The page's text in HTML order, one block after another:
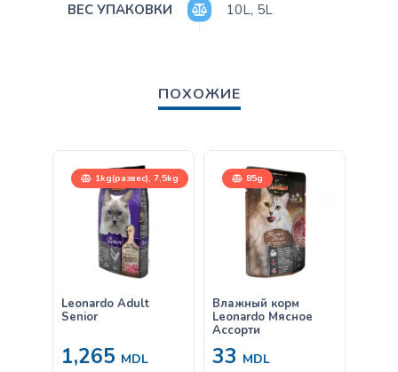
ВЕС УПАКОВКИ 10L, 5L
ПОХОЖИЕ
1kg(развес), 7,5kg
Leonardo Adult
Senior
1,265 MDL
85g
Влажный корм
Leonardo Мясное
Ассорти
33 MDL